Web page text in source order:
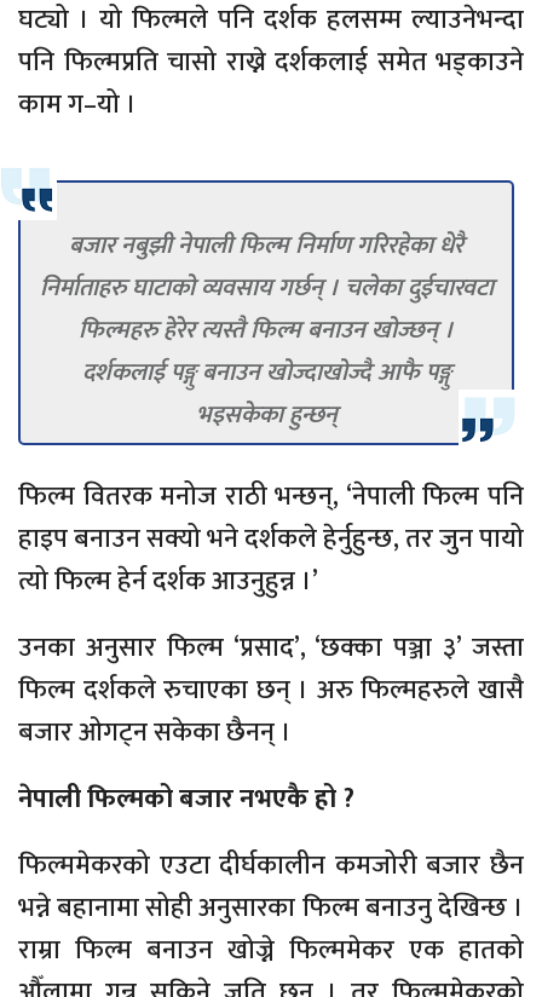
घट्यो । यो फिल्मले पनि दर्शक हलसम्म ल्याउनेभन्दा
पनि फिल्मप्रति चासो राख्ने दर्शकलाई समेत भड्काउने
काम ग–यो ।
बजार नबुझी नेपाली फिल्म निर्माण गरिरहेका धेरै
निर्माताहरु घाटाको व्यवसाय गर्छन् । चलेका दुईचारवटा
फिल्महरु हेरेर त्यस्तै फिल्म बनाउन खोज्छन् ।
दर्शकलाई पङ्गु बनाउन खोज्दाखोज्दै आफै पङ्गु
भइसकेका हुन्छन्
फिल्म वितरक मनोज राठी भन्छन्, ‘नेपाली फिल्म पनि
हाइप बनाउन सक्यो भने दर्शकले हेर्नुहुन्छ, तर जुन पायो
त्यो फिल्म हेर्न दर्शक आउनुहुन्न ।’
उनका अनुसार फिल्म ‘प्रसाद’, ‘छक्का पञ्जा ३’ जस्ता
फिल्म दर्शकले रुचाएका छन् । अरु फिल्महरुले खासै
बजार ओगट्न सकेका छैनन् ।
नेपाली फिल्मको बजार नभएकै हो ?
फिल्ममेकरको एउटा दीर्घकालीन कमजोरी बजार छैन
भन्ने बहानामा सोही अनुसारका फिल्म बनाउनु देखिन्छ ।
राम्रा फिल्म बनाउन खोज्ने फिल्ममेकर एक हातको